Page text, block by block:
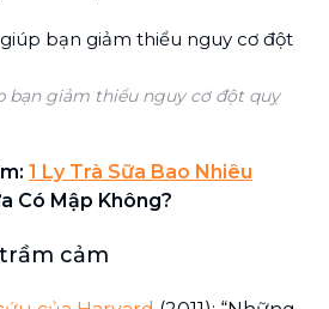
bạn giảm thiểu nguy cơ đột quỵ
1 Ly Trà Sữa Bao Nhiêu
Có Mập Không?
cảm